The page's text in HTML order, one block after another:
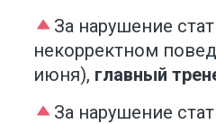
За нарушение
некорректном
июня), главный
За нарушение